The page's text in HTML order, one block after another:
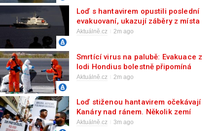
Loď s hantavirem opustili poslední
evakuovaní, ukazují záběry z místa
Aktuálně.cz 2m ago
Smrtící virus na palubě: Evakuace z
lodi Hondius bolestně připomíná
covidové začátky
Aktuálně.cz 2m ago
Loď stiženou hantavirem očekávají
Kanáry nad ránem. Několik zemí
chystá evakuační lety
Aktuálně.cz 3m ago